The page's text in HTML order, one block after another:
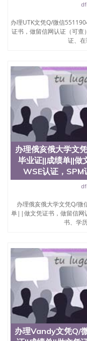
学院的毕业证成绩
结构（包括：水印
银，LOGO烫金烫
镭射，紫外荧光，
各大院校的（毕业
业证，录取通知书
新信息， 能够在
寸大小，纸张材
原版实物，以求达
们在保证合理定价
质和效率不断优化
咨询顾问：Sam q/
信:551190476办理
知书，雅思，留学
公司专业制作、办
教育部学历学位认
文凭、假文凭假毕
理、仿制学位证书
证认证、留服认证
回国人员证明、留
位认证、留学生学
学历、新西兰学历
551190476 圣何塞
University）圣何
University）圣何
University）圣何
University）圣何
University）圣何塞
University）成绩
State University）
University）圣何
办理UTK文凭Q/微信
证书，做留信网认证（可查
证、
办理俄亥俄大学文
毕业证||成绩单||做
WSE认证，SPM
办理俄亥俄大学文凭Q/
单||做文凭证书，做留信网
书、学
办理Vandy文凭Q/